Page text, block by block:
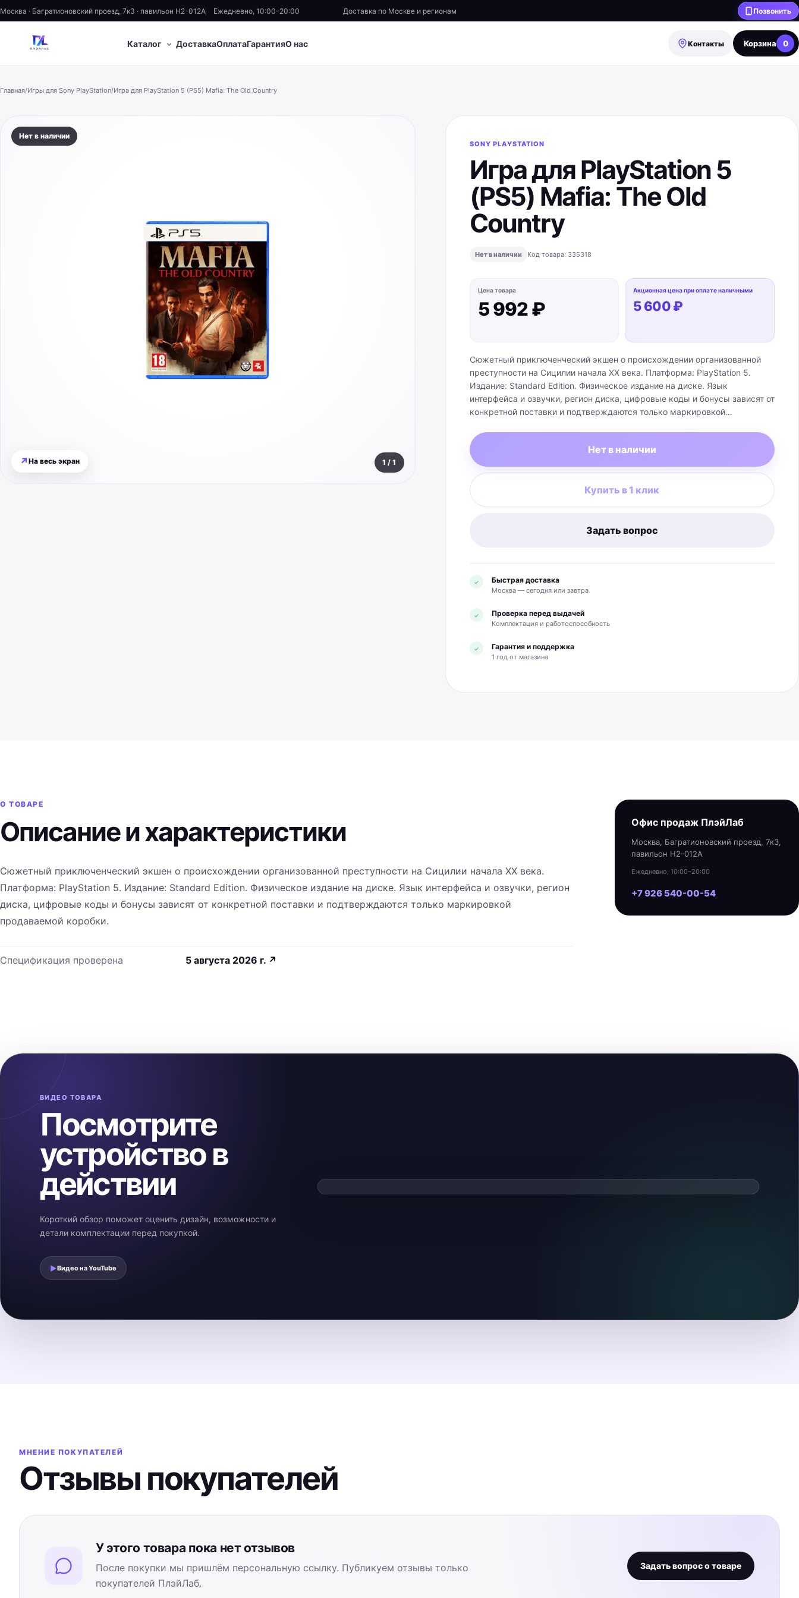
Москва · Багратионовский проезд, 7к3 · павильон H2-012A Ежедневно, 10:00–20:00 Доставка по Москве и регионам Позвонить
Каталог ⌄ ДоставкаОплатаГарантияО нас Контакты Корзина 0
Главная/Игры для Sony PlayStation/Игра для PlayStation 5 (PS5) Mafia: The Old Country
Нет в наличии
↗ На весь экран 1 / 1
SONY PLAYSTATION
Игра для PlayStation 5
(PS5) Mafia: The Old
Country
Нет в наличии Код товара: 335318
Цена товара
5 992 ₽
Акционная цена при оплате наличными
5 600 ₽
Сюжетный приключенческий экшен о происхождении организованной
преступности на Сицилии начала XX века. Платформа: PlayStation 5.
Издание: Standard Edition. Физическое издание на диске. Язык
интерфейса и озвучки, регион диска, цифровые коды и бонусы зависят от
конкретной поставки и подтверждаются только маркировкой
Нет в наличии
Купить в 1 клик
Задать вопрос
✓ Быстрая доставка
Москва — сегодня или завтра
✓ Проверка перед выдачей
Комплектация и работоспособность
✓ Гарантия и поддержка
1 год от магазина
О ТОВАРЕ
Описание и характеристики
Сюжетный приключенческий экшен о происхождении организованной преступности на Сицилии начала XX века.
Платформа: PlayStation 5. Издание: Standard Edition. Физическое издание на диске. Язык интерфейса и озвучки, регион
диска, цифровые коды и бонусы зависят от конкретной поставки и подтверждаются только маркировкой
продаваемой коробки.
Спецификация проверена 5 августа 2026 г.↗
Офис продаж ПлэйЛаб
Москва, Багратионовский проезд, 7к3,
павильон H2-012A
Ежедневно, 10:00–20:00
+7 926 540-00-54
ВИДЕО ТОВАРА
Посмотрите
устройство в
действии
Короткий обзор поможет оценить дизайн, возможности и
детали комплектации перед покупкой.
▶Видео наYouTube
Смотреть видеообзор
МНЕНИЕ ПОКУПАТЕЛЕЙ
Отзывы покупателей
У этого товара пока нет отзывов
После покупки мы пришлём персональную ссылку. Публикуем отзывы только
покупателей ПлэйЛаб.
Задать вопрос о товаре